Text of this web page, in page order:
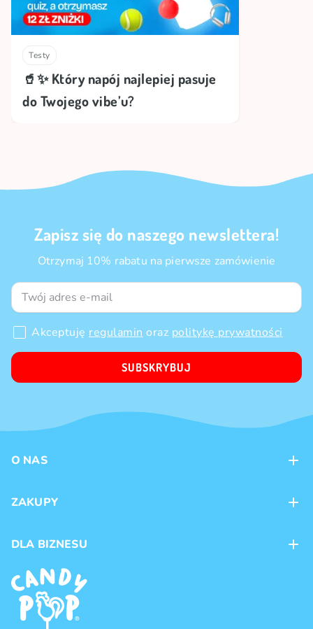
Testy
🥤✨ Który napój najlepiej pasuje
do Twojego vibe’u?
Zapisz się do naszego newslettera!
Otrzymaj 10% rabatu na pierwsze zamówienie
Akceptuję regulamin oraz politykę prywatności
SUBSKRYBUJ
O NAS
Sklepy
ZAKUPY
Dostawa
Regulamin
Polityka prywatności
DLA BIZNESU
Franczyza
Handel hurtowy